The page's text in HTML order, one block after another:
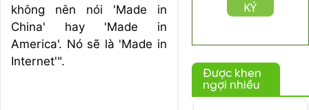
không nên nói 'Made in
China' hay 'Made in
America'. Nó sẽ là 'Made in
Internet'".
Được khen
ngợi nhiều